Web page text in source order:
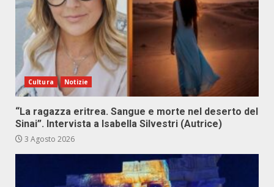
Cultura Notizie
“La ragazza eritrea. Sangue e morte nel deserto del
Sinai”. Intervista a Isabella Silvestri (Autrice)
3 Agosto 2026